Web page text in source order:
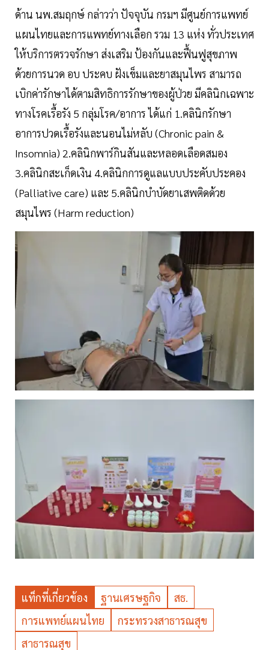
ด้าน นพ.สมฤกษ์ กล่าวว่า ปัจจุบัน กรมฯ มีศูนย์การแพทย์
แผนไทยและการแพทย์ทางเลือก รวม 13 แห่ง ทั่วประเทศ
ให้บริการตรวจรักษา ส่งเสริม ป้องกันและฟื้นฟูสุขภาพ
ด้วยการนวด อบ ประคบ ฝังเข็มและยาสมุนไพร สามารถ
เบิกค่ารักษาได้ตามสิทธิการรักษาของผู้ป่วย มีคลินิกเฉพาะ
ทางโรคเรื้อรัง 5 กลุ่มโรค/อาการ ได้แก่ 1.คลินิกรักษา
อาการปวดเรื้อรังและนอนไม่หลับ (Chronic pain &
Insomnia) 2.คลินิกพาร์กินสันและหลอดเลือดสมอง
3.คลินิกสะเก็ดเงิน 4.คลินิกการดูแลแบบประคับประคอง
(Palliative care) และ 5.คลินิกบำบัดยาเสพติดด้วย
สมุนไพร (Harm reduction)
แท็กที่เกี่ยวข้อง ฐานเศรษฐกิจ
สธ.
การแพทย์แผนไทย
กระทรวงสาธารณสุข
สาธารณสุข